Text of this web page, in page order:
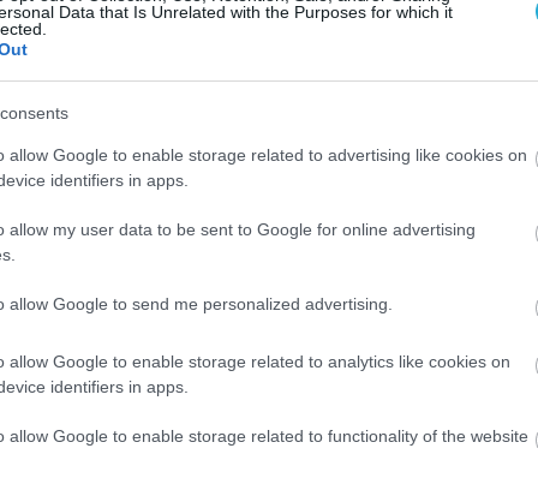
Data that Is Unrelated with the Purposes for which it
allow Google to enable storage related to advertising like cookies on
identifiers in apps.
allow my user data to be sent to Google for online advertising
allow Google to send me personalized advertising.
allow Google to enable storage related to analytics like cookies on
identifiers in apps.
allow Google to enable storage related to functionality of the website